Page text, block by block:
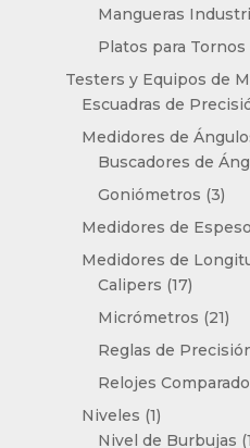
Mangueras
Platos para Tornos
Testers y Equipos de
Escuadras de
Medidores de
Buscadores de
Goniómetros 33
Medidores de
Medidores de
Calipers 1717
Micrómetros 2121
Reglas de
Relojes
Niveles 11
producto
Nivel de Burbujas 1